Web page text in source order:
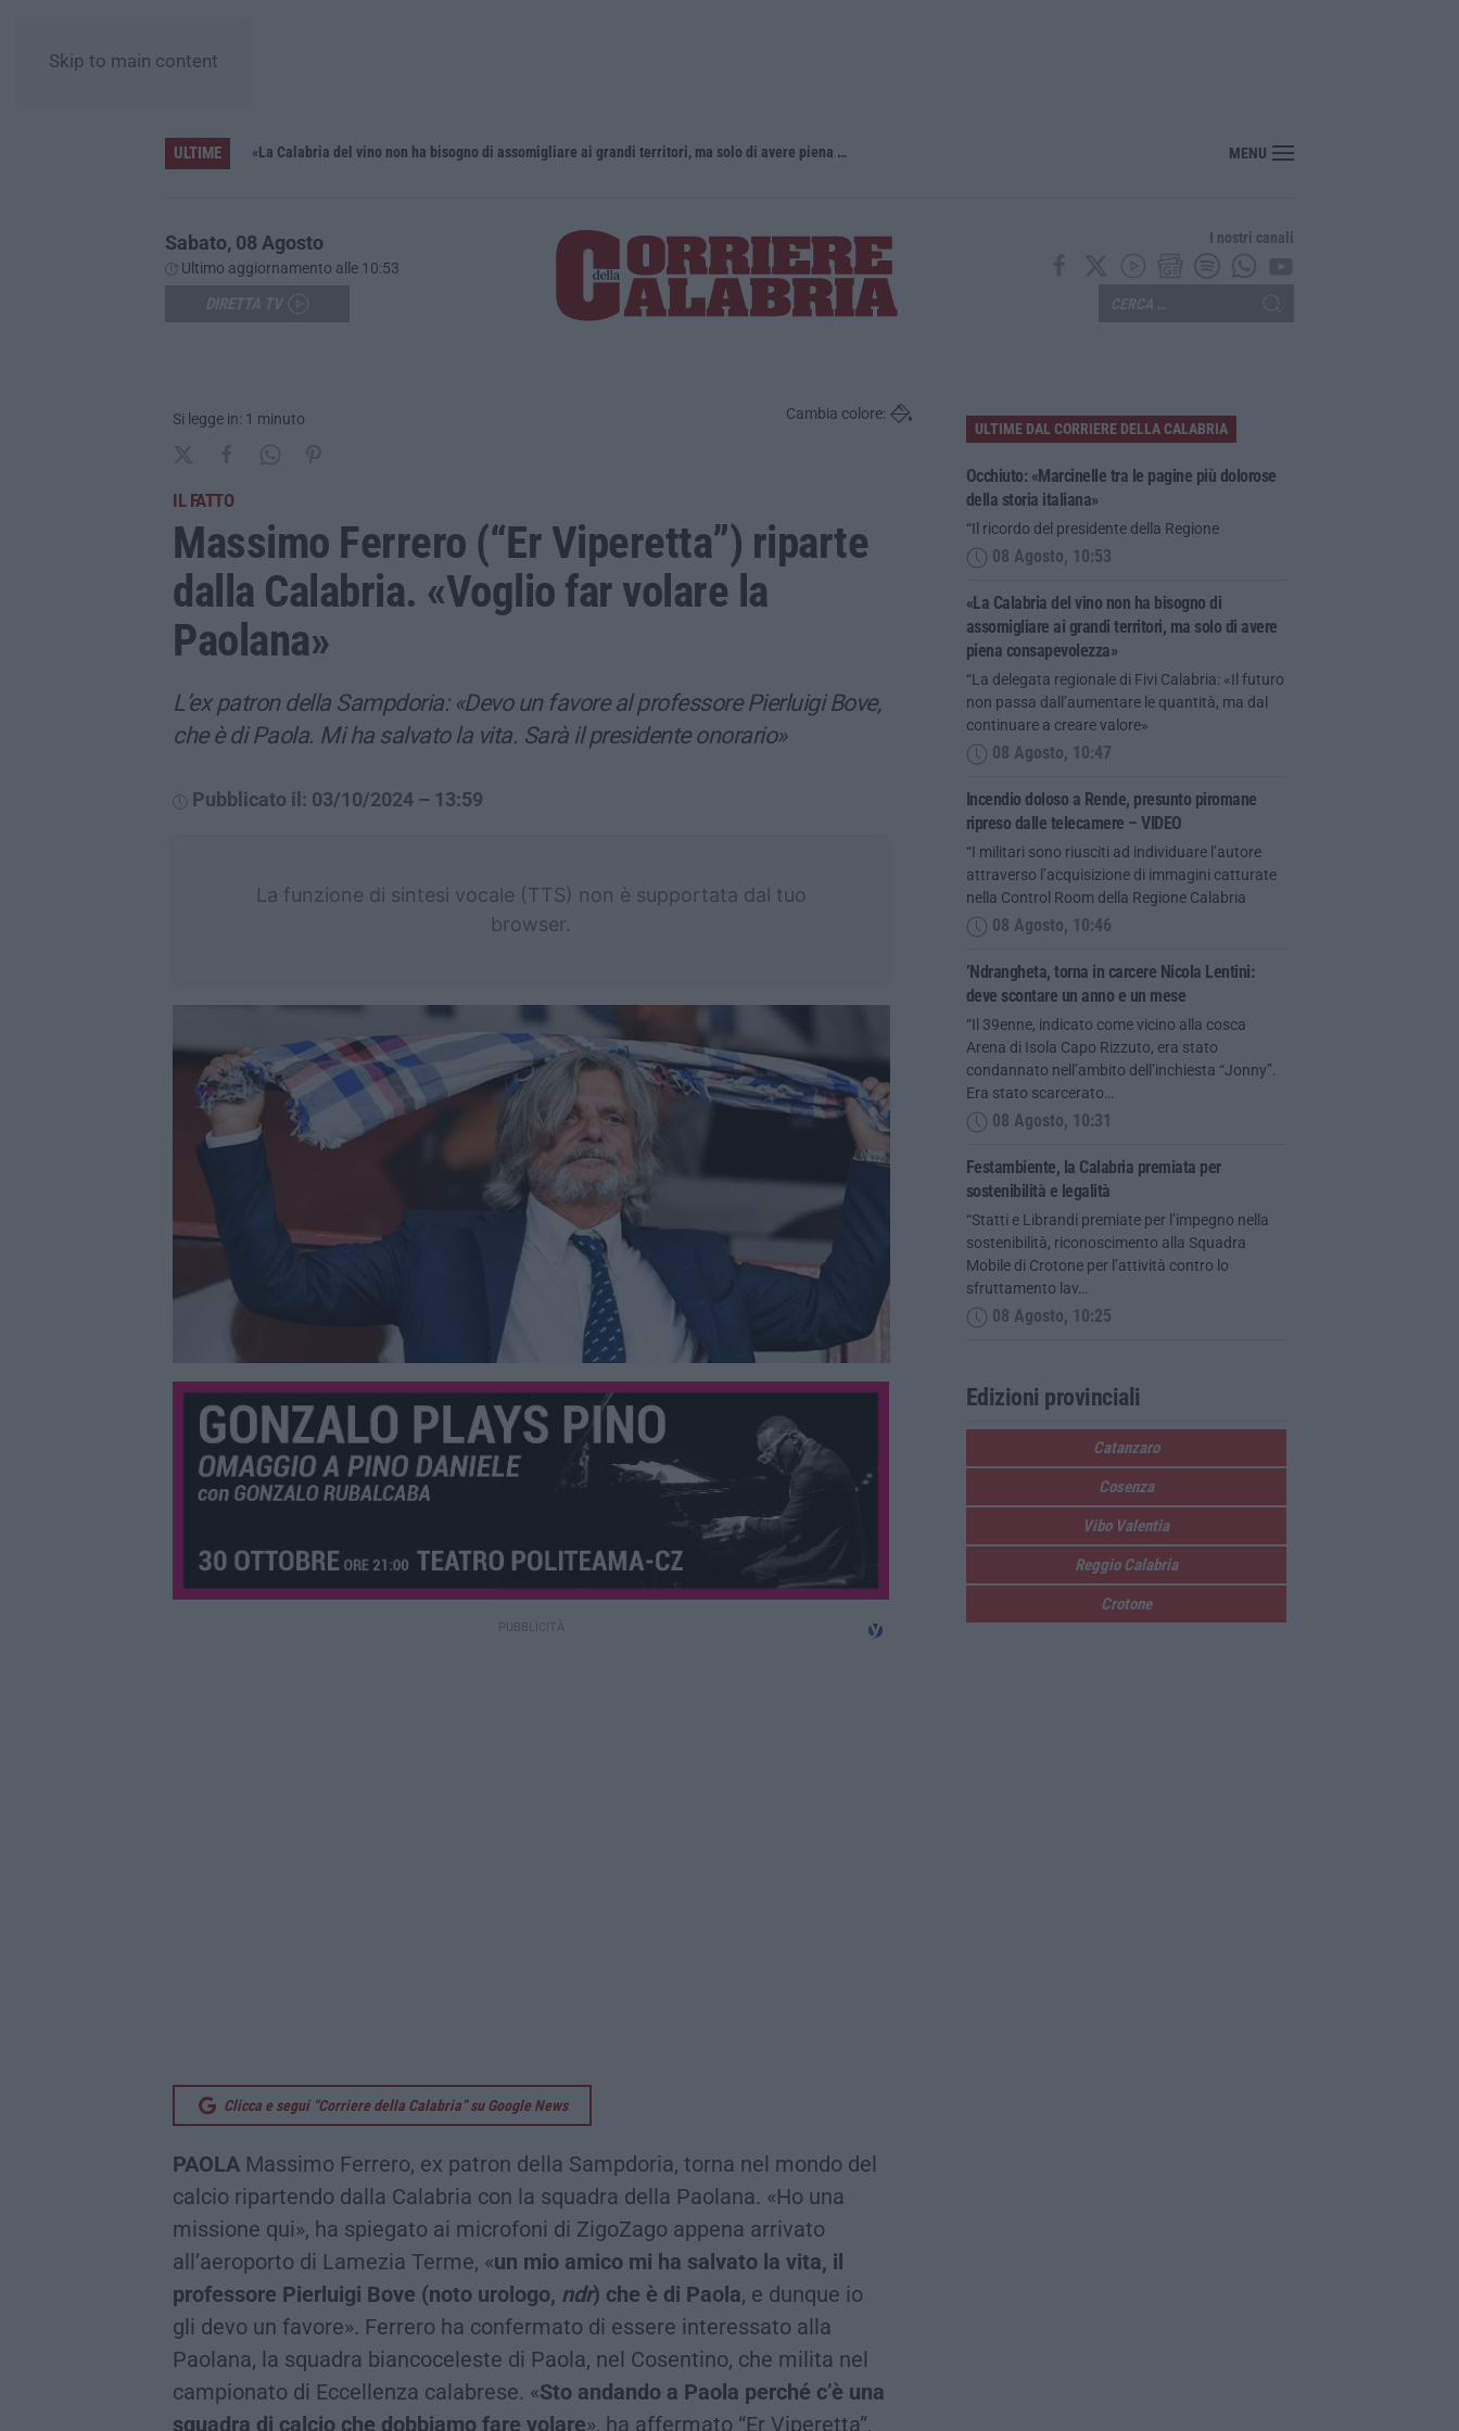
Skip to main content
ULTIME «La Calabria del vino non ha bisogno di assomigliare ai grandi territori, ma solo di avere piena consapevolezza» Incendio doloso a Rende, presunto piromane ripreso dalle telecamere – VIDEO
MENU
Sabato, 08 Agosto
Ultimo aggiornamento alle 10:53
I nostri canali
Si legge in: 1 minuto Cambia colore:
IL FATTO
Massimo Ferrero (“Er Viperetta”) riparte
dalla Calabria. «Voglio far volare la
Paolana»
L’ex patron della Sampdoria: «Devo un favore al professore Pierluigi Bove,
che è di Paola. Mi ha salvato la vita. Sarà il presidente onorario»
Pubblicato il: 03/10/2024 – 13:59
La funzione di sintesi vocale (TTS) non è supportata dal tuo
browser.
Clicca e segui “Corriere della Calabria” su Google News
PAOLA Massimo Ferrero, ex patron della Sampdoria, torna nel mondo del
calcio ripartendo dalla Calabria con la squadra della Paolana. «Ho una
missione qui», ha spiegato ai microfoni di ZigoZago appena arrivato
all’aeroporto di Lamezia Terme, «un mio amico mi ha salvato la vita, il
professore Pierluigi Bove (noto urologo, ndr) che è di Paola, e dunque io
gli devo un favore». Ferrero ha confermato di essere interessato alla
Paolana, la squadra biancoceleste di Paola, nel Cosentino, che milita nel
campionato di Eccellenza calabrese. «Sto andando a Paola perché c’è una
squadra di calcio che dobbiamo fare volare», ha affermato “Er Viperetta”,
ULTIME DAL CORRIERE DELLA CALABRIA
Occhiuto: «Marcinelle tra le pagine più dolorose
della storia italiana»
“Il ricordo del presidente della Regione
08 Agosto, 10:53
«La Calabria del vino non ha bisogno di
assomigliare ai grandi territori, ma solo di avere
piena consapevolezza»
“La delegata regionale di Fivi Calabria: «Il futuro
non passa dall’aumentare le quantità, ma dal
continuare a creare valore»
08 Agosto, 10:47
Incendio doloso a Rende, presunto piromane
ripreso dalle telecamere – VIDEO
“I militari sono riusciti ad individuare l’autore
attraverso l’acquisizione di immagini catturate
nella Control Room della Regione Calabria
08 Agosto, 10:46
’Ndrangheta, torna in carcere Nicola Lentini:
deve scontare un anno e un mese
“Il 39enne, indicato come vicino alla cosca
Arena di Isola Capo Rizzuto, era stato
condannato nell’ambito dell’inchiesta “Jonny”.
Era stato scarcerato…
08 Agosto, 10:31
Festambiente, la Calabria premiata per
sostenibilità e legalità
“Statti e Librandi premiate per l’impegno nella
sostenibilità, riconoscimento alla Squadra
Mobile di Crotone per l’attività contro lo
sfruttamento lav…
08 Agosto, 10:25
Edizioni provinciali
Catanzaro
Cosenza
Vibo Valentia
Reggio Calabria
Crotone